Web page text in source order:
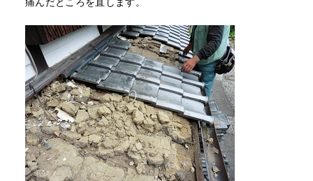
痛んだところを直します。